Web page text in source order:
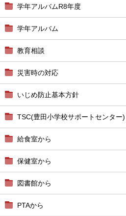
学年アルバムR8年度
学年アルバム
教育相談
災害時の対応
いじめ防止基本方針
TSC(豊田小学校サポートセンター)
給食室から
保健室から
図書館から
PTAから